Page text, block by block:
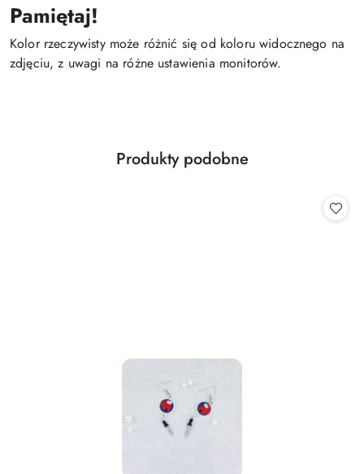
Pamiętaj!
Kolor rzeczywisty może różnić się od koloru widocznego na
zdjęciu, z uwagi na różne ustawienia monitorów.
Pomiń karuzelę produktów
Produkty
Produkty podobne